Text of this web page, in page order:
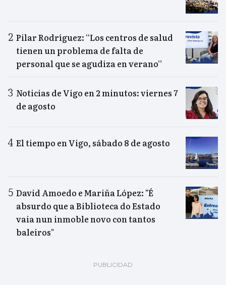
Pilar Rodríguez: “Los centros de salud
tienen un problema de falta de
personal que se agudiza en verano”
Noticias de Vigo en 2 minutos: viernes 7
de agosto
El tiempo en Vigo, sábado 8 de agosto
David Amoedo e Mariña López: "É
absurdo que a Biblioteca do Estado
vaia nun inmoble novo con tantos
baleiros"